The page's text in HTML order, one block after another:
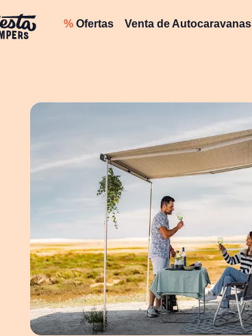
% Ofertas Venta de Autocaravanas